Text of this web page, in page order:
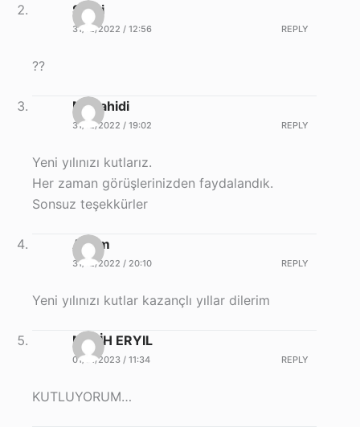
Sabri
31/12/2022 / 12:56 REPLY
??
Mucahidi
31/12/2022 / 19:02 REPLY
Yeni yılınızı kutlarız.
Her zaman görüşlerinizden faydalandık.
Sonsuz teşekkürler
Adem
31/12/2022 / 20:10 REPLY
Yeni yılınızı kutlar kazançlı yıllar dilerim
MELİH ERYIL
01/01/2023 / 11:34 REPLY
KUTLUYORUM…